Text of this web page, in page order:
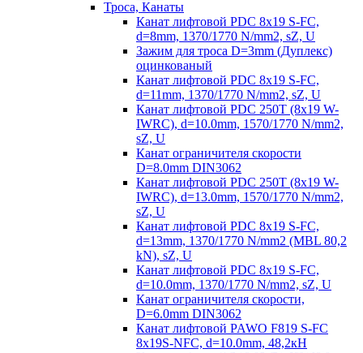
Троса, Канаты
Канат лифтовой PDC 8x19 S-FC,
d=8mm, 1370/1770 N/mm2, sZ, U
Зажим для троса D=3mm (Дуплекс)
оцинкованый
Канат лифтовой PDC 8x19 S-FC,
d=11mm, 1370/1770 N/mm2, sZ, U
Канат лифтовой PDC 250T (8x19 W-
IWRC), d=10.0mm, 1570/1770 N/mm2,
sZ, U
Канат ограничителя скорости
D=8.0mm DIN3062
Канат лифтовой PDC 250T (8x19 W-
IWRC), d=13.0mm, 1570/1770 N/mm2,
sZ, U
Канат лифтовой PDC 8х19 S-FC,
d=13mm, 1370/1770 N/mm2 (MBL 80,2
kN), sZ, U
Канат лифтовой PDC 8x19 S-FC,
d=10.0mm, 1370/1770 N/mm2, sZ, U
Канат ограничителя скорости,
D=6.0mm DIN3062
Канат лифтовой PAWO F819 S-FC
8х19S-NFC, d=10.0mm, 48,2кН